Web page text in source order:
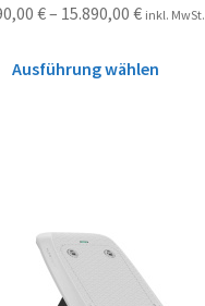
€– 15.890,00 € inkl. MwSt.
Ausführung wählen